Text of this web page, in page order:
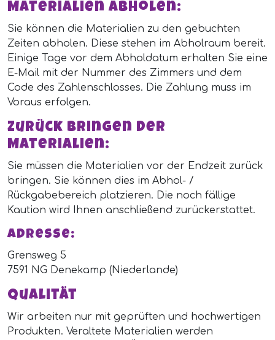
Materialien abholen:
Sie können die Materialien zu den gebuchten
Zeiten abholen. Diese stehen im Abholraum bereit.
Einige Tage vor dem Abholdatum erhalten Sie eine
E-Mail mit der Nummer des Zimmers und dem
Code des Zahlenschlosses. Die Zahlung muss im
Voraus erfolgen.
Zurück bringen der
Materialien:
Sie müssen die Materialien vor der Endzeit zurück
bringen. Sie können dies im Abhol- /
Rückgabebereich platzieren. Die noch fällige
Kaution wird Ihnen anschließend zurückerstattet.
Adresse:
Grensweg 5
7591 NG Denekamp (Niederlande)
Qualität
Wir arbeiten nur mit geprüften und hochwertigen
Produkten. Veraltete Materialien werden